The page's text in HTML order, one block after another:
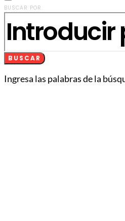
BUSCAR POR:
BUSCAR
Ingresa las palabras de la